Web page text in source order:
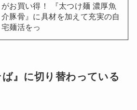
がお買い得！ 『太つけ麺 濃厚魚
介豚骨』に具材を加えて充実の自
宅麺活をっ
ば』に切り替わっている